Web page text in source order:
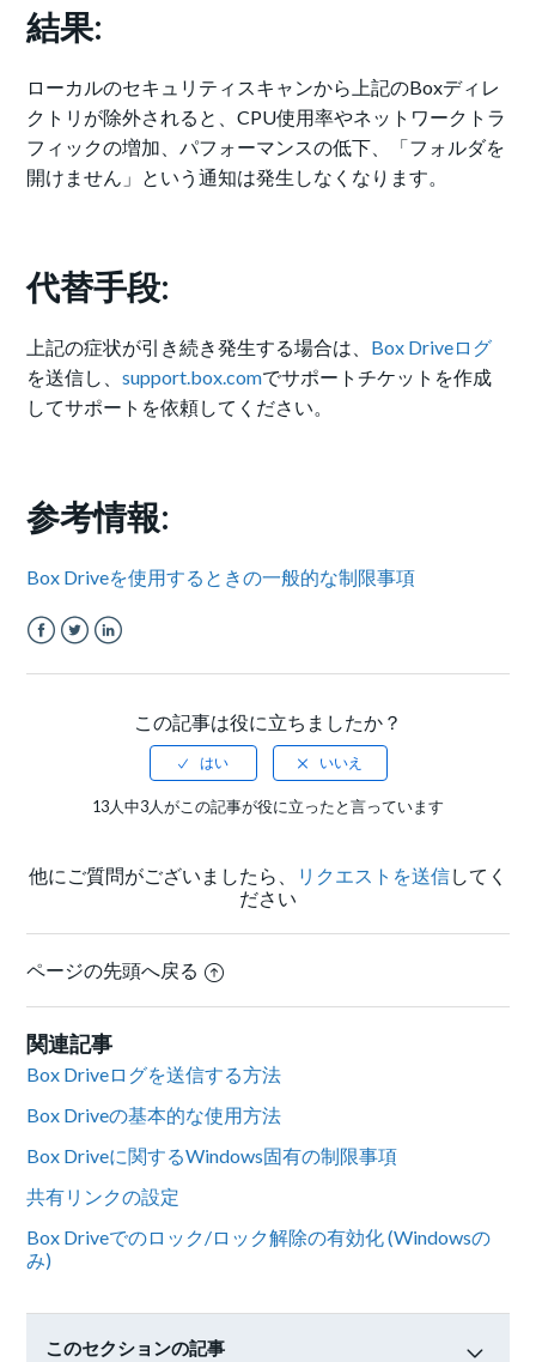
結果:
ローカルのセキュリティスキャンから上記のBoxディレ
クトリが除外されると、CPU使用率やネットワークトラ
フィックの増加、パフォーマンスの低下、「フォルダを
開けません」という通知は発生しなくなります。
代替手段:
上記の症状が引き続き発生する場合は、 Box Driveログ
を送信し、support.box.comでサポートチケットを作成
してサポートを依頼してください。
参考情報:
Box Driveを使用するときの一般的な制限事項
この記事は役に立ちましたか？
13人中3人がこの記事が役に立ったと言っています
他にご質問がございましたら、 リクエストを送信してく
ださい
ページの先頭へ戻る
関連記事
Box Driveログを送信する方法
Box Driveの基本的な使用方法
Box Driveに関するWindows固有の制限事項
共有リンクの設定
Box Driveでのロック/ロック解除の有効化 (Windowsの
み)
このセクションの記事